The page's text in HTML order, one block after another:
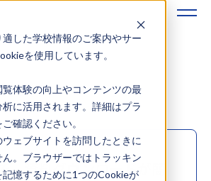
した学校情報のご案内やサー
を使用しています。
体験の向上やコンテンツの最
に活用されます。詳細はプラ
確認ください。
ェブサイトを訪問したときに
。ブラウザーではトラッキン
憶するために1つのCookieが
学のすすめかた
学とは
す
ダウンロード
、資料ダウンロードが簡